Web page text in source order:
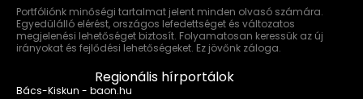
Portfóliónk minőségi tartalmat jelent minden olvasó számára.
Egyedülálló elérést, országos lefedettséget és változatos
megjelenési lehetőséget biztosít. Folyamatosan keressük az új
irányokat és fejlődési lehetőségeket. Ez jövőnk záloga.
Regionális hírportálok
Bács-Kiskun - baon.hu